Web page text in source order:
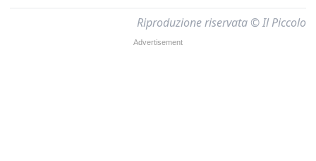
Riproduzione riservata © Il Piccolo